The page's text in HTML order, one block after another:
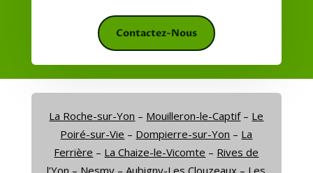
Contactez-Nous
La Roche-sur-Yon – Mouilleron-le-Captif– Le
Poiré-sur-Vie – Dompierre-sur-Yon – La
Ferrière – La Chaize-le-Vicomte – Rives de
l’Yon – Nesmy –Aubigny-Les Clouzeaux – Les